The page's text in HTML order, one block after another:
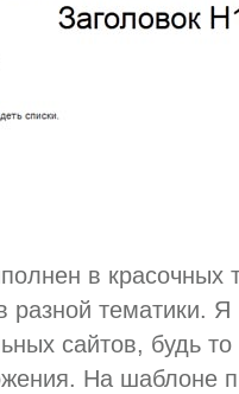
в красочных
разной тематики.
сайтов, будь
На шаблоне